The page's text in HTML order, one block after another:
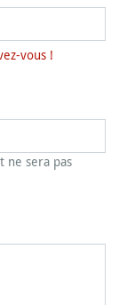
vous !
ne sera pas